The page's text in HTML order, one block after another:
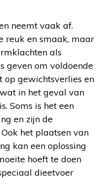
neemt vaak af.
reuk en smaak, maar
als
geven om voldoende
op gewichtsverlies en
in het geval van
Soms is het een
en zijn de
het plaatsen van
kan een oplossing
hoeft te doen
dieetvoer